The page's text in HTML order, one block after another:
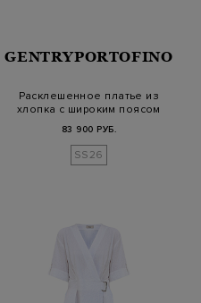
GENTRYPORTOFINO
Расклешенное платье из
хлопка с широким поясом
83 900 РУБ.
SS26